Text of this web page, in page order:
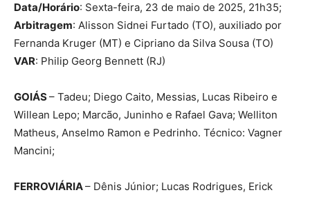
Data/Horário: Sexta-feira, 23 de maio de 2025, 21h35;
Arbitragem: Alisson Sidnei Furtado (TO), auxiliado por
Fernanda Kruger (MT) e Cipriano da Silva Sousa (TO)
VAR: Philip Georg Bennett (RJ)
GOIÁS– Tadeu; Diego Caito, Messias, Lucas Ribeiro e
Willean Lepo; Marcão, Juninho e Rafael Gava; Welliton
Matheus, Anselmo Ramon e Pedrinho. Técnico: Vagner
Mancini;
FERROVIÁRIA– Dênis Júnior; Lucas Rodrigues, Erick